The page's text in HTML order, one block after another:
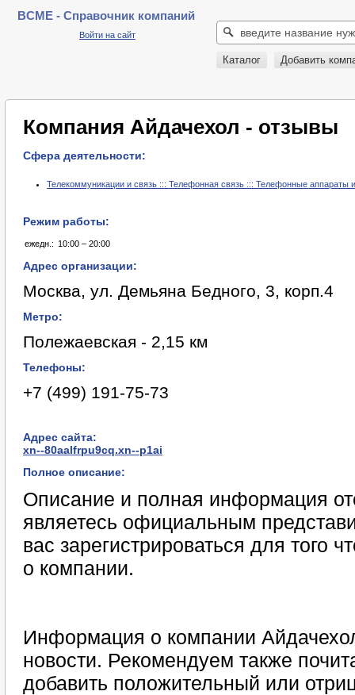
BCME - Справочник компаний
Войти на сайт
Каталог Добавить
Компания Айдачехол - отзывы
Сфера деятельности:
Телекоммуникации и связь ::: Телефонная связь ::: Телефонные аппараты
Режим работы:
ежедн.: 10:00 – 20:00
Адрес организации:
Москва, ул. Демьяна Бедного, 3, корп.4
Метро:
Полежаевская - 2,15 км
Телефоны:
+7 (499) 191-75-73
Адрес сайта:
xn--80aalfrpu9cq.xn--p1ai
Полное описание:
Описание и полная информация
являетесь официальным
вас зарегистрироваться для того
о компании.
Информация о компании
новости. Рекомендуем также
добавить положительный или